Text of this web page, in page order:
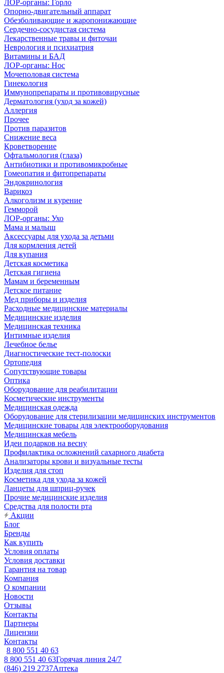
ЛОР-органы: Горло
Опорно-двигательный аппарат
Обезболивающие и жаропонижающие
Сердечно-сосудистая система
Лекарственные травы и фиточаи
Неврология и психиатрия
Витамины и БАД
ЛОР-органы: Нос
Мочеполовая система
Гинекология
Иммунопрепараты и противовирусные
Дерматология (уход за кожей)
Аллергия
Прочее
Против паразитов
Снижение веса
Кроветворение
Офтальмология (глаза)
Антибиотики и противомикробные
Гомеопатия и фитопрепараты
Эндокринология
Варикоз
Алкоголизм и курение
Гемморой
ЛОР-органы: Ухо
Мама и малыш
Аксессуары для ухода за детьми
Для кормления детей
Для купания
Детская косметика
Детская гигиена
Мамам и беременным
Детское питание
Мед приборы и изделия
Расходные медицинские материалы
Медицинские изделия
Медицинская техника
Интимные изделия
Лечебное белье
Диагностические тест-полоски
Ортопедия
Сопутствующие товары
Оптика
Оборудование для реабилитации
Косметические инструменты
Медицинская одежда
Оборудование для стерилизации медицинских инструментов
Медицинские товары для электрооборудования
Медицинская мебель
Идеи подарков на весну
Профилактика осложнений сахарного диабета
Анализаторы крови и визуальные тесты
Изделия для стоп
Косметика для ухода за кожей
Ланцеты для шприц-ручек
Прочие медицинские изделия
Средства для полости рта
Акции
Блог
Бренды
Как купить
Условия оплаты
Условия доставки
Гарантия на товар
Компания
О компании
Новости
Отзывы
Контакты
Партнеры
Лицензии
Контакты
8 800 551 40 63
8 800 551 40 63Горячая линия 24/7
(846) 219 2737Аптека